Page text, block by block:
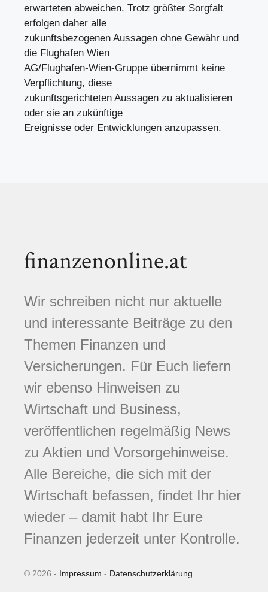
erwarteten abweichen. Trotz größter Sorgfalt
erfolgen daher alle
zukunftsbezogenen Aussagen ohne Gewähr und
die Flughafen Wien
AG/Flughafen-Wien-Gruppe übernimmt keine
Verpflichtung, diese
zukunftsgerichteten Aussagen zu aktualisieren
oder sie an zukünftige
Ereignisse oder Entwicklungen anzupassen.
finanzenonline.at
Wir schreiben nicht nur aktuelle
und interessante Beiträge zu den
Themen Finanzen und
Versicherungen. Für Euch liefern
wir ebenso Hinweisen zu
Wirtschaft und Business,
veröffentlichen regelmäßig News
zu Aktien und Vorsorgehinweise.
Alle Bereiche, die sich mit der
Wirtschaft befassen, findet Ihr hier
wieder – damit habt Ihr Eure
Finanzen jederzeit unter Kontrolle.
© 2026 - Impressum - Datenschutzerklärung